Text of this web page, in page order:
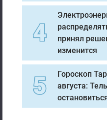
принял
изменится
Гороскоп
августа: